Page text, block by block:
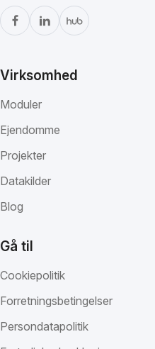
Virksomhed
Moduler
Ejendomme
Projekter
Datakilder
Blog
Gå til
Cookiepolitik
Forretningsbetingelser
Persondatapolitik